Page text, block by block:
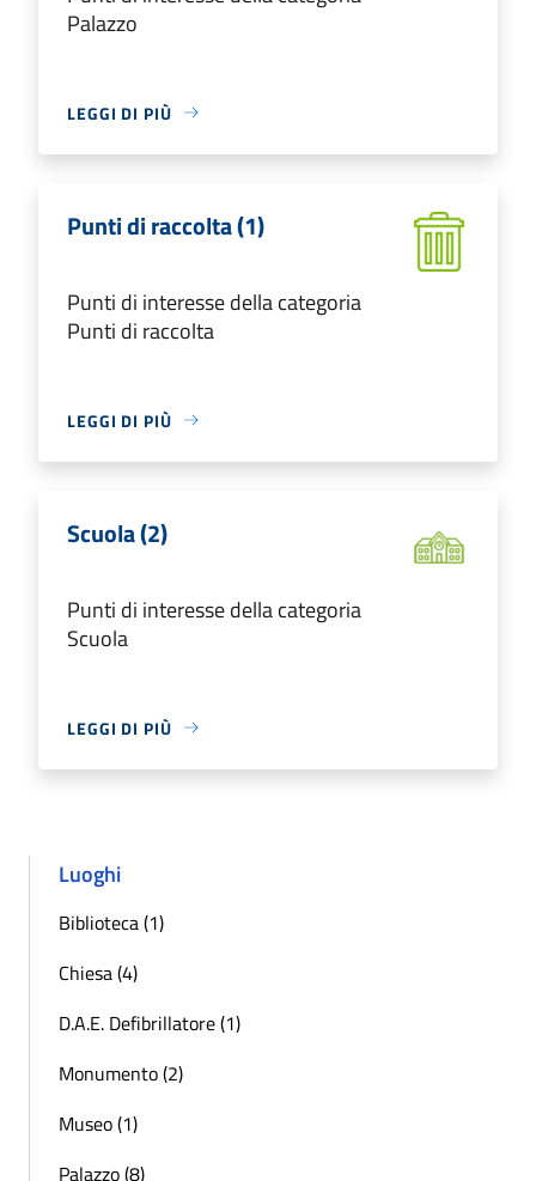
Palazzo
LEGGI DI PIÙ
Punti di raccolta (1)
Punti di interesse della categoria
Punti di raccolta
LEGGI DI PIÙ
Scuola (2)
Punti di interesse della categoria
Scuola
LEGGI DI PIÙ
Luoghi
Biblioteca (1)
Chiesa (4)
D.A.E. Defibrillatore (1)
Monumento (2)
Museo (1)
Palazzo (8)